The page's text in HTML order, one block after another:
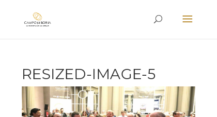
RESIZED-IMAGE-5